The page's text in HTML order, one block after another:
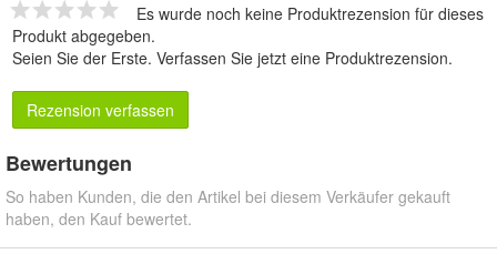
Es wurde noch keine Produktrezension für dieses
Produkt abgegeben.
Seien Sie der Erste. Verfassen Sie jetzt eine Produktrezension.
Rezension verfassen
Bewertungen
So haben Kunden, die den Artikel bei diesem Verkäufer gekauft
haben, den Kauf bewertet.